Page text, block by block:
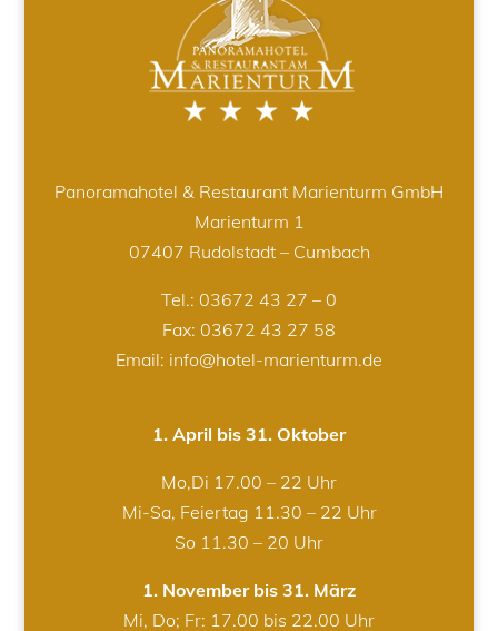
Panoramahotel & Restaurant Marienturm GmbH
Marienturm 1
07407 Rudolstadt – Cumbach
Tel.: 03672 43 27 – 0
Fax: 03672 43 27 58
Email: info@hotel-marienturm.de
1. April bis 31. Oktober
Mo,Di 17.00 – 22 Uhr
Mi-Sa, Feiertag 11.30 – 22 Uhr
So 11.30 – 20 Uhr
1. November bis 31. März
Mi, Do; Fr: 17.00 bis 22.00 Uhr